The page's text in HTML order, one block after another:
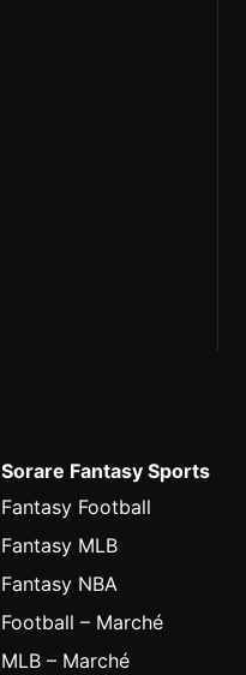
Sorare Fantasy Sports
Fantasy Football
Fantasy MLB
Fantasy NBA
Football – Marché
MLB – Marché